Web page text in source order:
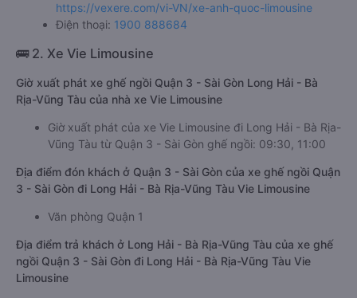
https://vexere.com/vi-VN/xe-anh-quoc-limousine
Điện thoại: 1900 888684
🚌 2. Xe Vie Limousine
Giờ xuất phát xe ghế ngồi Quận 3 - Sài Gòn Long Hải - Bà
Rịa-Vũng Tàu của nhà xe Vie Limousine
Giờ xuất phát của xe Vie Limousine đi Long Hải - Bà Rịa-
Vũng Tàu từ Quận 3 - Sài Gòn ghế ngồi: 09:30, 11:00
Địa điểm đón khách ở Quận 3 - Sài Gòn của xe ghế ngồi Quận
3 - Sài Gòn đi Long Hải - Bà Rịa-Vũng Tàu Vie Limousine
Văn phòng Quận 1
Địa điểm trả khách ở Long Hải - Bà Rịa-Vũng Tàu của xe ghế
ngồi Quận 3 - Sài Gòn đi Long Hải - Bà Rịa-Vũng Tàu Vie
Limousine